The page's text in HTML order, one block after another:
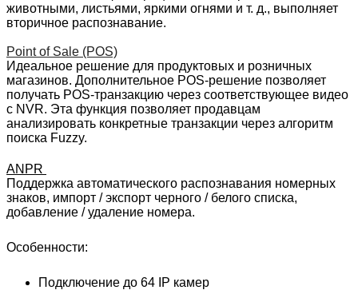
животными, листьями, яркими огнями и т. д., выполняет
вторичное распознавание.
Point of Sale (POS)
Идеальное решение для продуктовых и розничных
магазинов. Дополнительное POS-решение позволяет
получать POS-транзакцию через соответствующее видео
с NVR. Эта функция позволяет продавцам
анализировать конкретные транзакции через алгоритм
поиска Fuzzy.
ANPR
Поддержка автоматического распознавания номерных
знаков, импорт / экспорт черного / белого списка,
добавление / удаление номера.
Особенности:
Подключение до 64 IP камер